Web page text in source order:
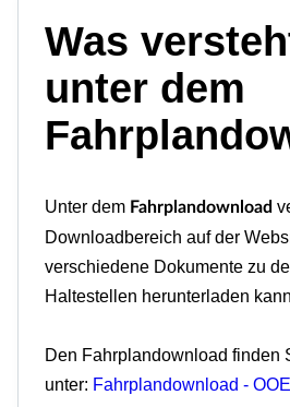
Was
unter dem
Unter dem Fahrplandownload
Downloadbereich auf der
verschiedene Dokumente zu
Haltestellen herunterladen
Den Fahrplandownload finden
unter: Fahrplandownload -